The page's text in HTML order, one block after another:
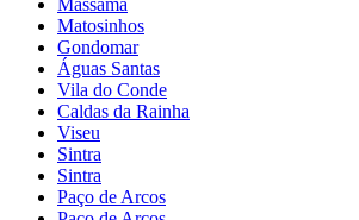
Matosinhos
Gondomar
Águas Santas
Vila do Conde
Caldas da Rainha
Viseu
Sintra
Sintra
Paço de Arcos